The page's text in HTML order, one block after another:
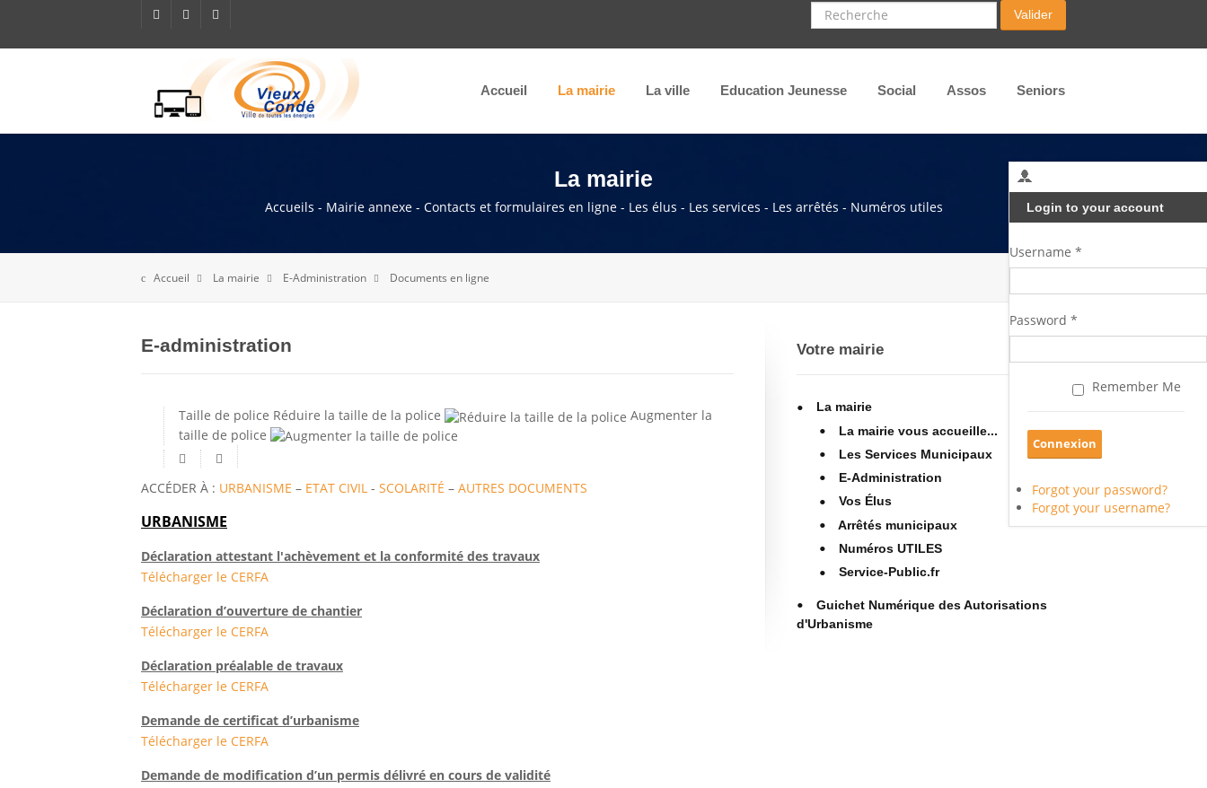
Recherche Valider
Accueil La mairie La ville Education Jeunesse Social Assos Seniors
Login to your account
Username *
Password *
Remember Me
Forgot your password?
Forgot your username?
La mairie
Accueils - Mairie annexe - Contacts et formulaires en ligne - Les élus - Les services - Les arrêtés - Numéros utiles
Accueil La mairie E-Administration Documents en ligne
E-administration
Taille de police Réduire la taille de la police
Augmenter la
taille de police
ACCÉDER À : URBANISME – ETAT CIVIL - SCOLARITÉ – AUTRES DOCUMENTS
URBANISME
Déclaration attestant l'achèvement et la conformité des travaux
Télécharger le CERFA
Déclaration d’ouverture de chantier
Télécharger le CERFA
Déclaration préalable de travaux
Télécharger le CERFA
Demande de certificat d’urbanisme
Télécharger le CERFA
Demande de modification d’un permis délivré en cours de validité
Votre mairie
La mairie
La mairie vous accueille...
Les Services Municipaux
E-Administration
Vos Élus
Arrêtés municipaux
Numéros UTILES
Service-Public.fr
Guichet Numérique des Autorisations
d'Urbanisme